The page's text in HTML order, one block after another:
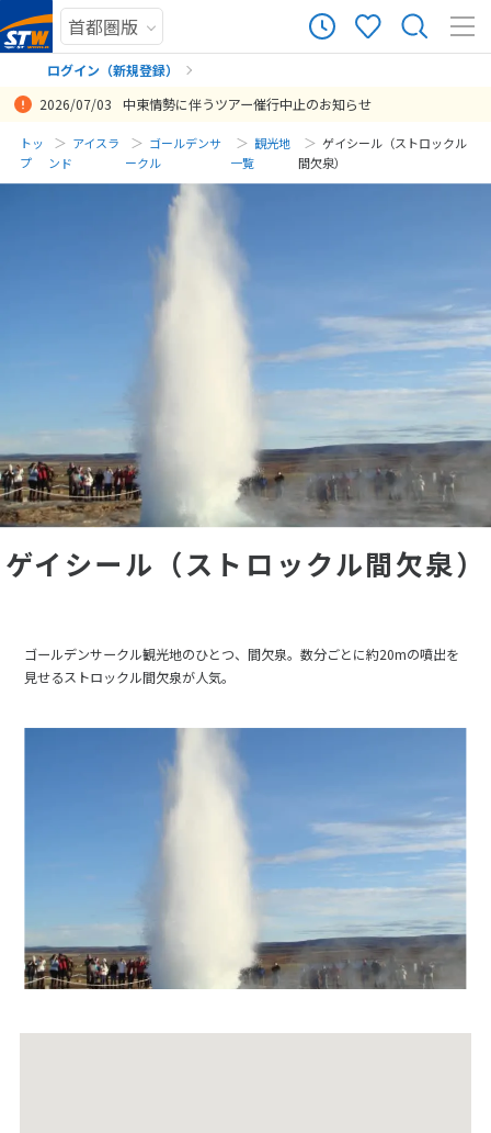
ログイン（新規登録）
まだ履歴がありません
まだ登録がありません
2026/07/03 中東情勢に伴うツアー催行中止のお知らせ
トッ
プ
アイスラ
ンド
ゴールデンサ
ークル
観光地
一覧
ゲイシール（ストロックル
間欠泉）
ゲイシール（ストロックル間欠泉）
ゴールデンサークル観光地のひとつ、間欠泉。数分ごとに約20mの噴出を
見せるストロックル間欠泉が人気。